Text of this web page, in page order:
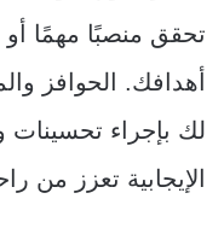
تحقق منصبًا مهمًا
أهدافك. الحوافز
لك بإجراء تحسينات
الإيجابية تعزز من